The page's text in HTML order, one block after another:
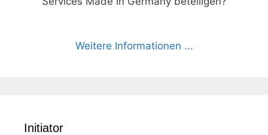
Weitere Informationen ...
Initiator